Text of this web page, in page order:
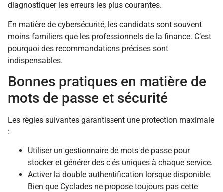
diagnostiquer les erreurs les plus courantes.
En matière de cybersécurité, les candidats sont souvent
moins familiers que les professionnels de la finance. C’est
pourquoi des recommandations précises sont
indispensables.
Bonnes pratiques en matière de
mots de passe et sécurité
Les règles suivantes garantissent une protection maximale
:
Utiliser un gestionnaire de mots de passe pour
stocker et générer des clés uniques à chaque service.
Activer la double authentification lorsque disponible.
Bien que Cyclades ne propose toujours pas cette